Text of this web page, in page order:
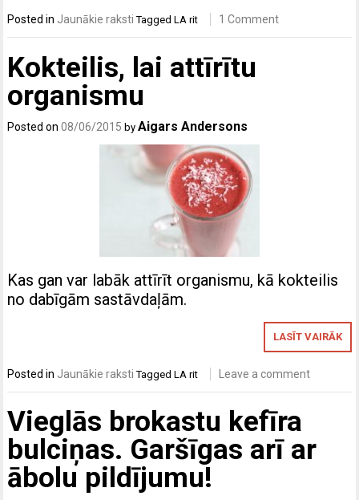
Posted in Jaunākie raksti TaggedLA rit 1 Comment
Kokteilis, lai attīrītu
organismu
Posted on08/06/2015 byAigars Andersons
Kas gan var labāk attīrīt organismu, kā kokteilis
no dabīgām sastāvdaļām.
LASĪT VAIRĀK
Posted in Jaunākie raksti TaggedLA rit Leave a comment
Vieglās brokastu kefīra
bulciņas. Garšīgas arī ar
ābolu pildījumu!